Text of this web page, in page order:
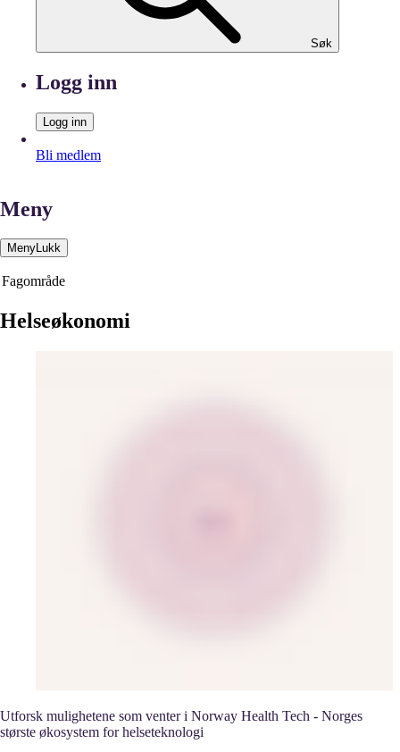
Søk
Logg inn
Logg inn
Bli medlem
Meny
MenyLukk
Fagområde
Helseøkonomi
Utforsk mulighetene som venter i Norway Health Tech - Norges
største økosystem for helseteknologi